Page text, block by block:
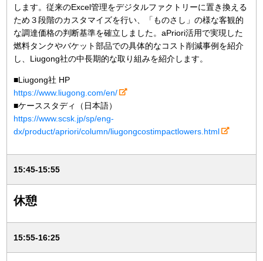
します。従来のExcel管理をデジタルファクトリーに置き換える
ため３段階のカスタマイズを行い、「ものさし」の様な客観的
な調達価格の判断基準を確立しました。aPriori活用で実現した
燃料タンクやバケット部品での具体的なコスト削減事例を紹介
し、Liugong社の中長期的な取り組みを紹介します。
■Liugong社 HP
https://www.liugong.com/en/
■ケーススタディ（日本語）
https://www.scsk.jp/sp/eng-
dx/product/apriori/column/liugongcostimpactlowers.html
15:45-15:55
休憩
15:55-16:25